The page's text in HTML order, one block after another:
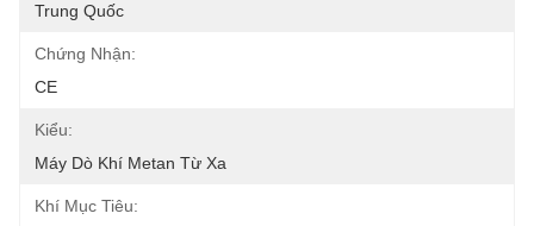
Trung Quốc
Chứng Nhận:
CE
Kiểu:
Máy Dò Khí Metan Từ Xa
Khí Mục Tiêu: